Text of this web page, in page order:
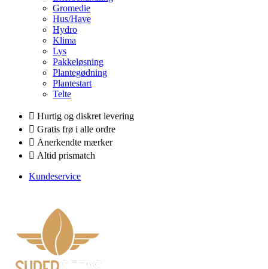
Gromedie
Hus/Have
Hydro
Klima
Lys
Pakkeløsning
Plantegødning
Plantestart
Telte
Hurtig og diskret levering
Gratis frø i alle ordre
Anerkendte mærker
Altid prismatch
Kundeservice